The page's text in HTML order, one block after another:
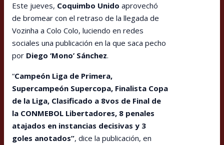
Este jueves, Coquimbo Unido aprovechó
de bromear con el retraso de la llegada de
Vozinha a Colo Colo, luciendo en redes
sociales una publicación en la que saca pecho
por Diego ‘Mono’ Sánchez.
“Campeón Liga de Primera,
Supercampeón Supercopa, Finalista Copa
de la Liga, Clasificado a 8vos de Final de
la CONMEBOL Libertadores, 8 penales
atajados en instancias decisivas y 3
goles anotados”, dice la publicación, en